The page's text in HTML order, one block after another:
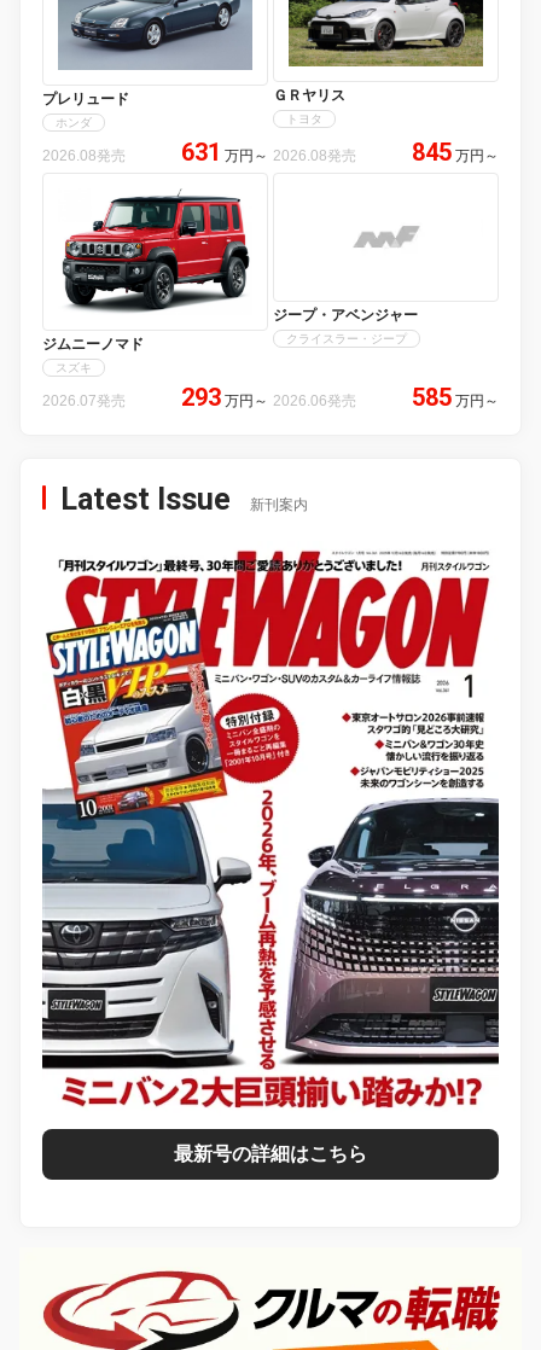
プレリュード
ホンダ
2026.08発売 631 万円 ～
ＧＲヤリス
トヨタ
2026.08発売 845 万円 ～
ジムニーノマド
スズキ
2026.07発売 293 万円 ～
ジープ・アベンジャー
クライスラー・ジープ
2026.06発売 585 万円 ～
Latest Issue 新刊案内
最新号の詳細はこちら